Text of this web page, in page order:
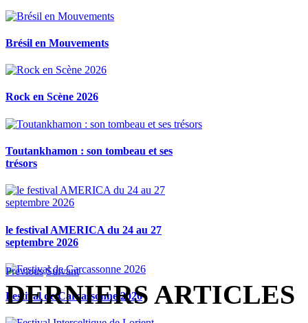
Brésil en Mouvements
Rock en Scène 2026
Toutankhamon : son tombeau et ses
trésors
le festival AMERICA du 24 au 27
septembre 2026
Festival de Carcassonne 2026
Previous Suivant
DERNIERS ARTICLES